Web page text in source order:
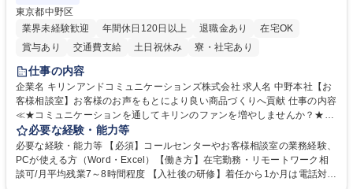
東京都中野区
業界未経験歓迎
年間休日120日以上 退職金あり
在宅OK
賞与あり
交通費支給 土日祝休み 寮・社宅あり
仕事の内容
企業名 キリンアンドコミュニケーションズ株式会社 求人名 中野本社【お
客様相談室】お客様のお声をもとにより良い商品づくりへ貢献 仕事の内容
≪★コミュニケーションを通してキリンのファンを増やしませんか？★≫
お客様のお声をより良い商品づくりに活かしていく上で、窓口となるお客
様相談室でのお仕事です。 日々お客様からいただくキリングループへのご
意見を、企業活動に活かしています。お客様からの声に迅速かつ誠意をも
って対応、情報提供するとともにグループ内活動に反映しています。 【具
必要な経験・能力等
必要な経験・能力等 【必須】コールセンターやお客様相談室の業務経験、
PCが使える方（Word・Excel）【働き方】在宅勤務・リモートワーク相
談可/月平均残業7～8時間程度 【入社後の研修】着任から1か月は電話対応